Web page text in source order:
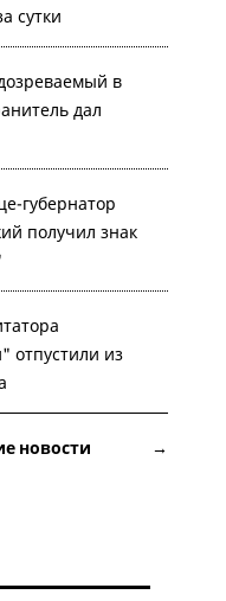
сутки
в
дал
губернатор
получил знак
отпустили из
новости →